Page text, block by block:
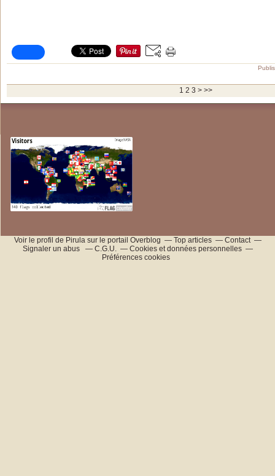
1 2 3 > >>
Voir le profil de Pirulasur le portail Overblog Top articles
Contact
Signaler un abus
C.G.U.
Cookies et données personnelles
Préférences cookies